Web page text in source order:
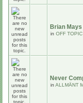
Brian
in OFF TOPIC
Never
in ALLMÄNT